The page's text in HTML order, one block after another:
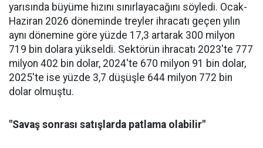
yarısında büyüme hızını sınırlayacağını söyledi. Ocak-
Haziran 2026 döneminde treyler ihracatı geçen yılın
aynı dönemine göre yüzde 17,3 artarak 300 milyon
719 bin dolara yüksel­di. Sektörün ihracatı 2023'te 777
milyon 402 bin dolar, 2024'te 670 milyon 91 bin dolar,
2025'te ise yüzde 3,7 düşüşle 644 milyon 772 bin
dolar olmuştu.
"Savaş sonrası satışlarda patlama olabilir"